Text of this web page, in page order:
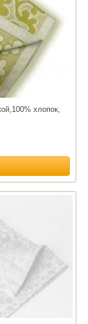
хлопок,